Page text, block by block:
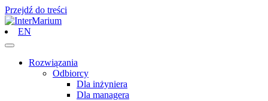
Przejdź do treści
EN
Rozwiązania
Odbiorcy
Dla inżyniera
Dla managera